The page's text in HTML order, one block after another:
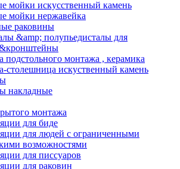
мойки искусственный камень
мойки нержавейка
раковины
&amp; полупьедисталы для
подстольного монтажа , керамика
столешница искуственный камень
накладные
монтажа
для биде
для людей с ограниченными
возможностями
для писсуаров
для раковин